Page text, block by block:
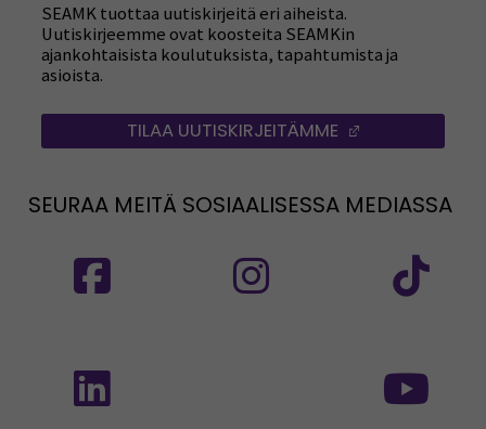
SEAMK tuottaa uutiskirjeitä eri aiheista.
Uutiskirjeemme ovat koosteita SEAMKin
ajankohtaisista koulutuksista, tapahtumista ja
asioista.
TILAA UUTISKIRJEITÄMME
SEURAA MEITÄ SOSIAALISESSA MEDIASSA